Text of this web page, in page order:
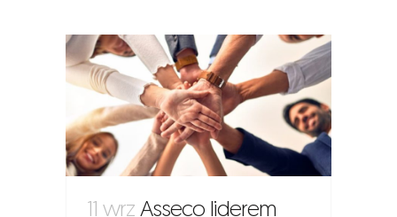
11 wrz Asseco liderem